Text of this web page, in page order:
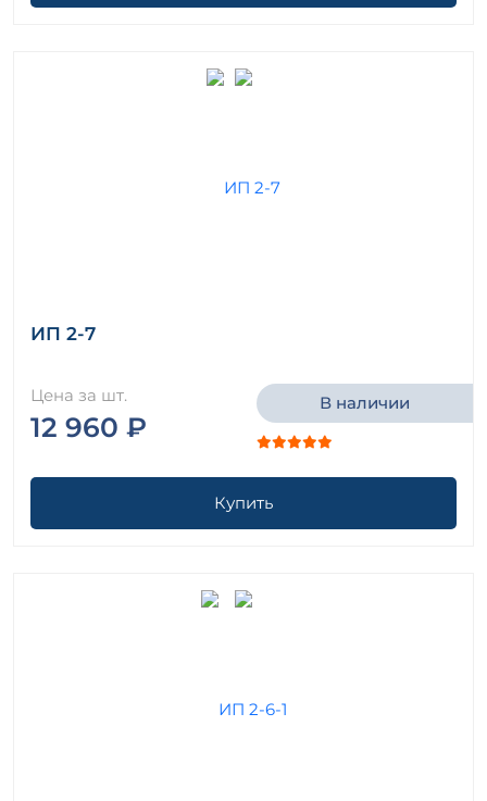
ИП 2-7
Цена за шт.
12 960 ₽
В наличии
Купить